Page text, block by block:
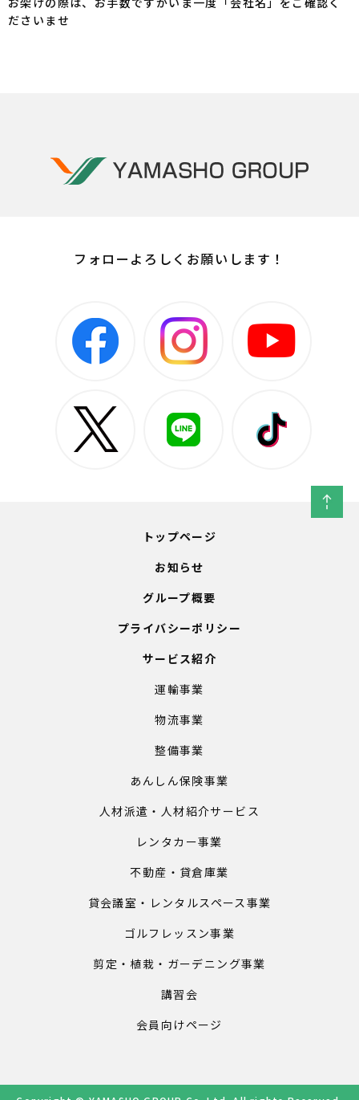
ださいませ
フォローよろしくお願いします！
トップページ
お知らせ
グループ概要
プライバシーポリシー
サービス紹介
運輸事業
物流事業
整備事業
あんしん保険事業
人材派遣・人材紹介サービス
レンタカー事業
不動産・貸倉庫業
貸会議室・レンタルスペース事業
ゴルフレッスン事業
剪定・植栽・ガーデニング事業
講習会
会員向けページ